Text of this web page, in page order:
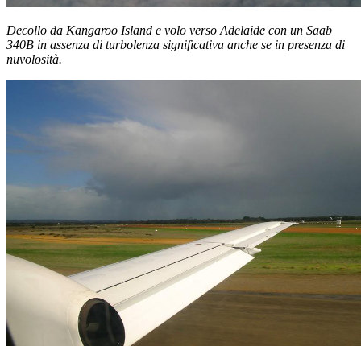
Decollo da Kangaroo Island e volo verso Adelaide con un Saab
340B in assenza di turbolenza significativa anche se in presenza di
nuvolosità.